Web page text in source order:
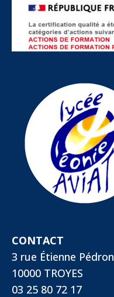
CONTACT
3 rue Étienne Pédron
10000 TROYES
03 25 80 72 17